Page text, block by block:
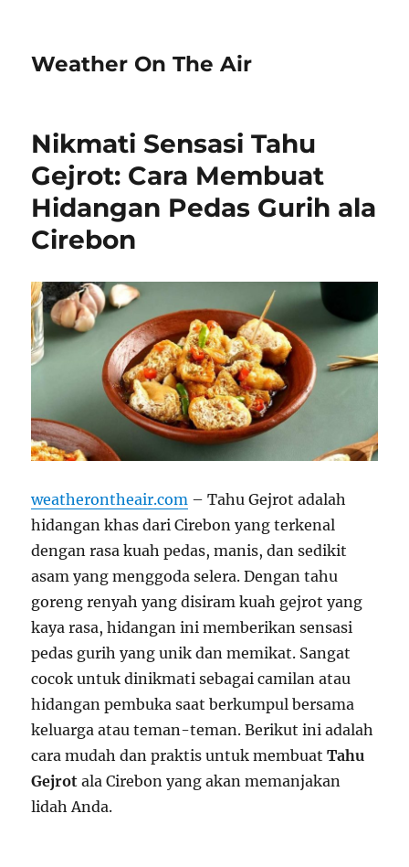
Weather On The Air
Nikmati Sensasi Tahu
Gejrot: Cara Membuat
Hidangan Pedas Gurih ala
Cirebon
weatherontheair.com – Tahu Gejrot adalah
hidangan khas dari Cirebon yang terkenal
dengan rasa kuah pedas, manis, dan sedikit
asam yang menggoda selera. Dengan tahu
goreng renyah yang disiram kuah gejrot yang
kaya rasa, hidangan ini memberikan sensasi
pedas gurih yang unik dan memikat. Sangat
cocok untuk dinikmati sebagai camilan atau
hidangan pembuka saat berkumpul bersama
keluarga atau teman-teman. Berikut ini adalah
cara mudah dan praktis untuk membuatTahu
Gejrot ala Cirebon yang akan memanjakan
lidah Anda.